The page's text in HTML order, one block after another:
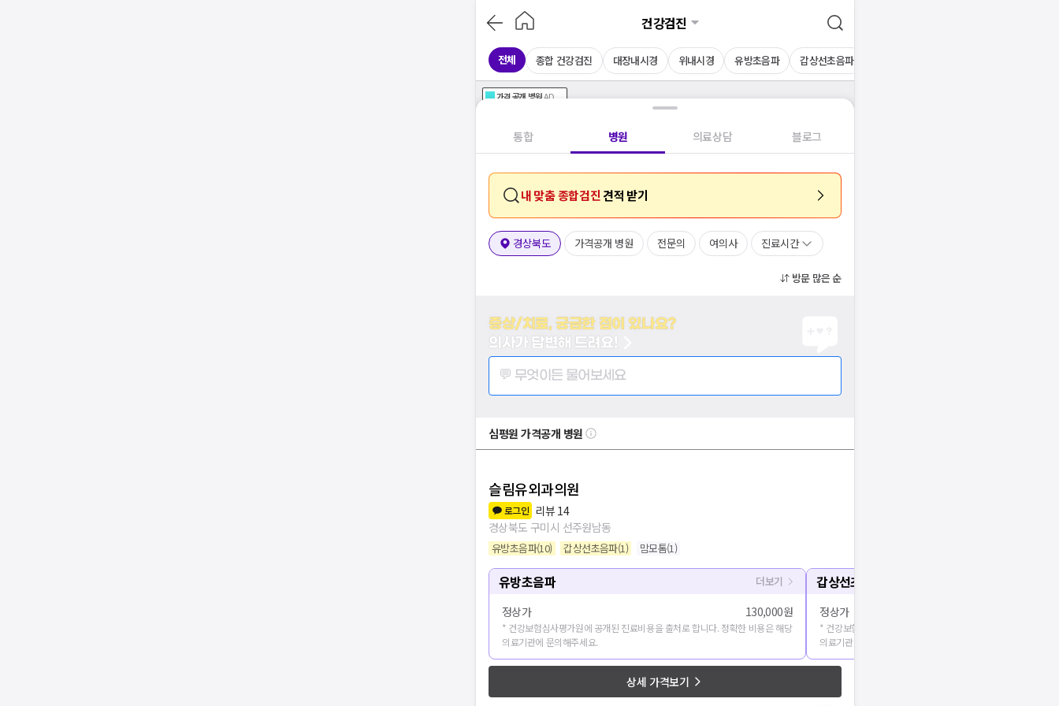
건강검진
전체 종합 건강검진 대장내시경 위내시경 유방초음파 갑상선초음파
가격공개 병원AD
병원20개 더보기
통합 병원 의료상담 블로그
내 맞춤 종합검진 견적 받기
경상북도 가격공개 병원 전문의 여의사 진료시간
방문 많은 순
증상/치료, 궁금한 점이 있나요?
의사가 답변해 드려요!
💬 무엇이든 물어보세요
심평원 가격공개 병원
슬림유외과의원
로그인 리뷰 14
경상북도 구미시 선주원남동
유방초음파(10) 갑상선초음파(1) 맘모톰(1)
유방초음파 더보기
정상가 130,000원
* 건강보험심사평가원에 공개된 진료비용을 출처로 합니다. 정확한 비용은 해당
의료기관에 문의해주세요.
갑상선초음파
정상가
* 건강보험심사평가원에 공개된 진료비용을 출처로 합니다. 정확
의료기관에 문의해주세요.
상세 가격보기